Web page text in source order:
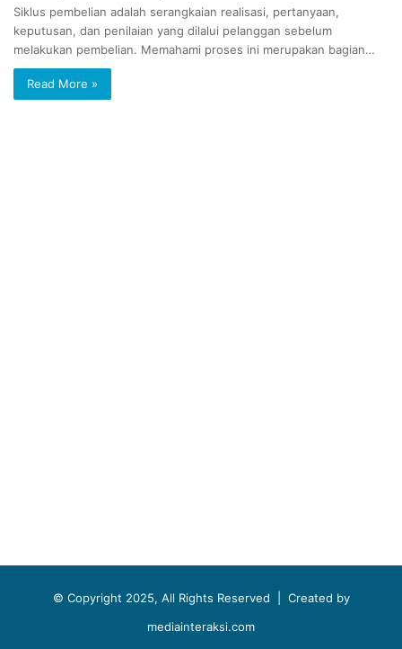
Siklus pembelian adalah serangkaian realisasi, pertanyaan,
keputusan, dan penilaian yang dilalui pelanggan sebelum
melakukan pembelian. Memahami proses ini merupakan bagian…
Read More »
© Copyright 2025, All Rights Reserved | Created by
mediainteraksi.com